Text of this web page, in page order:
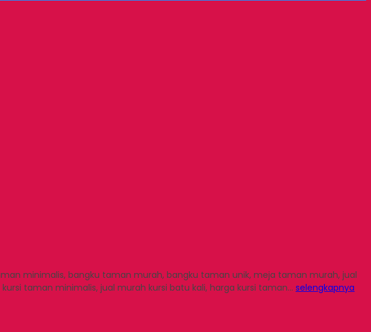
minimalis, bangku taman murah, bangku taman unik, meja taman murah, jual
taman minimalis, jual murah kursi batu kali, harga kursi taman… selengkapnya